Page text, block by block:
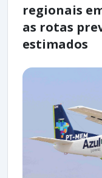
regionais
as rotas
estimados